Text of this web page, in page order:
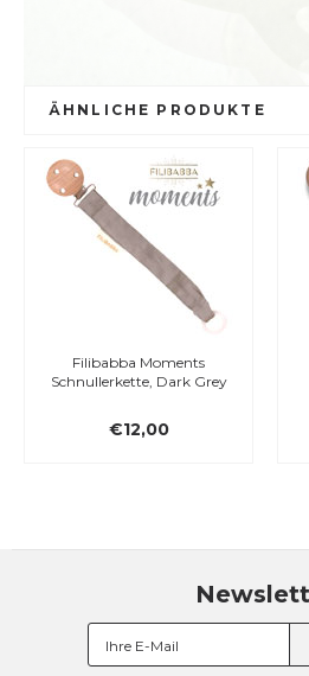
ÄHNLICHE PRODUKTE
Filibabba Moments
Schnullerkette, Dark Grey
€12,00